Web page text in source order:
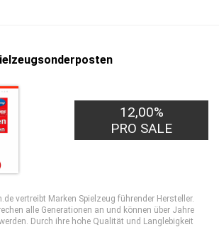
12,00%
PRO SALE
vertreibt Marken Spielzeug führender Hersteller.
alle Generationen an und können über Jahre
Durch ihre hohe Qualität und Langlebigkeit